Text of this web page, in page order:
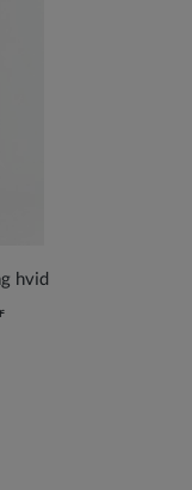
hvid